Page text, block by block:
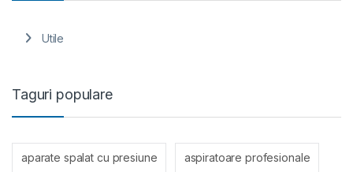
Utile
Taguri populare
aparate spalat cu presiune aspiratoare profesionale